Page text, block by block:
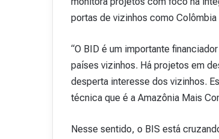
portas de vizinhos como
“O BID é um importante
países vizinhos. Há projetos em
desperta interesse dos vizinhos.
técnica que é a Amazônia Mais
Nesse sentido, o BIS está